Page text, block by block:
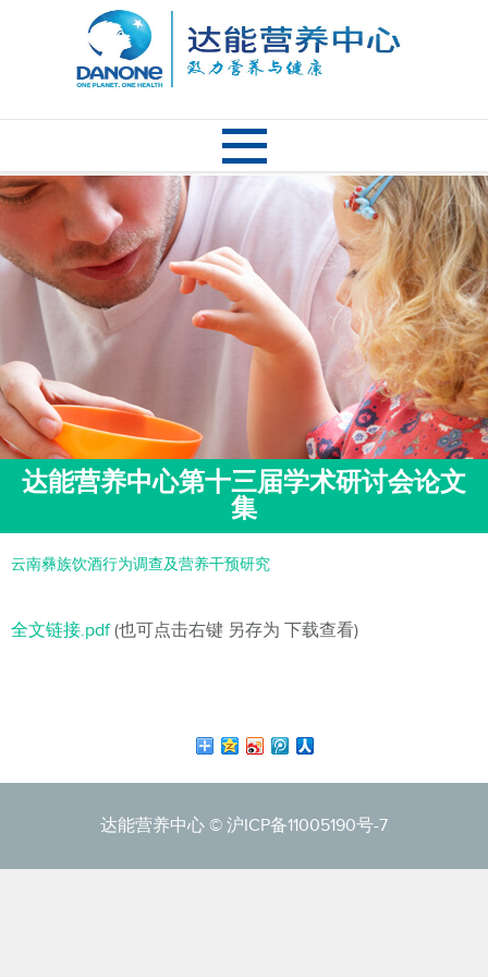
达能营养中心第十三届学术研讨会论文
集
云南彝族饮酒行为调查及营养干预研究
全文链接.pdf(也可点击右键 另存为 下载查看)
达能营养中心 © 沪ICP备11005190号-7